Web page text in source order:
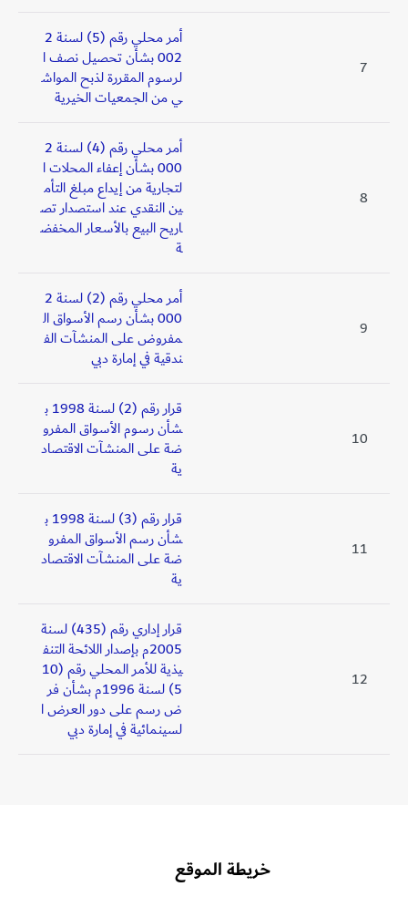
7
أمر محلي رقم (5) لسنة 2
002 بشأن تحصيل نصف ا
لرسوم المقررة لذبح المواش
ي من الجمعيات الخيرية
8
أمر محلي رقم (4) لسنة 2
000 بشأن إعفاء المحلات ا
لتجارية من إيداع مبلغ التأم
ين النقدي عند استصدار تص
اريح البيع بالأسعار المخفض
ة
9
أمر محلي رقم (2) لسنة 2
000 بشأن رسم الأسواق ال
مفروض على المنشآت الف
ندقية في إمارة دبي
10
قرار رقم (2) لسنة 1998 ب
شأن رسوم الأسواق المفرو
ضة على المنشآت الاقتصاد
ية
11
قرار رقم (3) لسنة 1998 ب
شأن رسم الأسواق المفرو
ضة على المنشآت الاقتصاد
ية
12
قرار إداري رقم (435) لسنة
2005م بإصدار اللائحة التنف
يذية للأمر المحلي رقم (10
5) لسنة 1996م بشأن فر
ض رسم على دور العرض ا
لسينمائية في إمارة دبي
خريطة الموقع